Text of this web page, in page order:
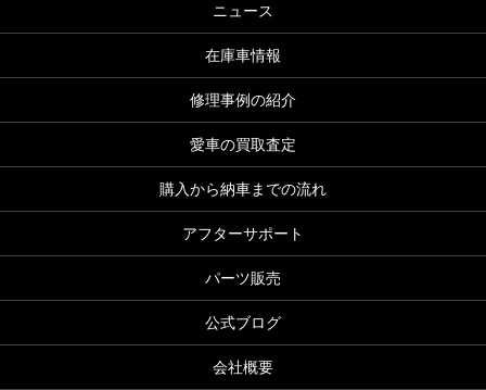
ニュース
在庫車情報
修理事例の紹介
愛車の買取査定
購入から納車までの流れ
アフターサポート
パーツ販売
公式ブログ
会社概要